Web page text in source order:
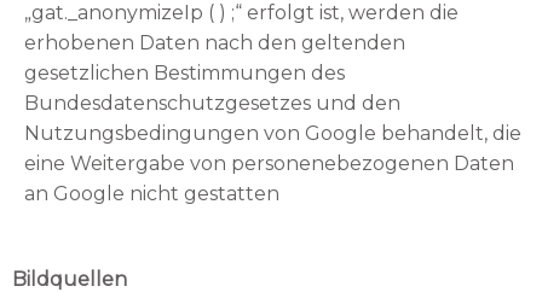
„gat._anonymizeIp ( ) ;“ erfolgt ist, werden die
erhobenen Daten nach den geltenden
gesetzlichen Bestimmungen des
Bundesdatenschutzgesetzes und den
Nutzungsbedingungen von Google behandelt, die
eine Weitergabe von personenebezogenen Daten
an Google nicht gestatten
Bildquellen